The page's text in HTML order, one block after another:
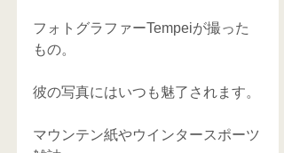
フォトグラファーTempeiが撮った
もの。
彼の写真にはいつも魅了されます。
マウンテン紙やウインタースポーツ